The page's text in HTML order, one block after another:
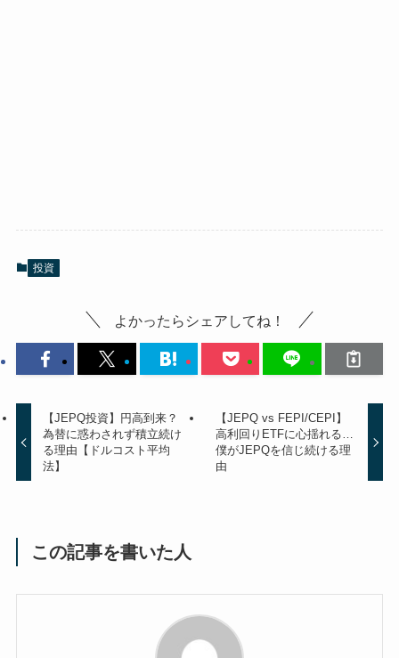
投資
よかったらシェアしてね！
【JEPQ投資】円高到来？
為替に惑わされず積立続け
る理由【ドルコスト平均
法】
【JEPQ vs FEPI/CEPI】
高利回りETFに心揺れる…
僕がJEPQを信じ続ける理
由
この記事を書いた人